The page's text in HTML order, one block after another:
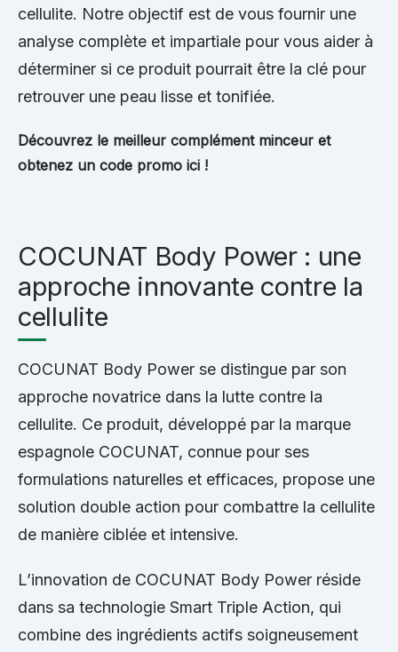
cellulite. Notre objectif est de vous fournir une
analyse complète et impartiale pour vous aider à
déterminer si ce produit pourrait être la clé pour
retrouver une peau lisse et tonifiée.
Découvrez le meilleur complément minceur et
obtenez un code promo ici !
COCUNAT Body Power : une
approche innovante contre la
cellulite
COCUNAT Body Power se distingue par son
approche novatrice dans la lutte contre la
cellulite. Ce produit, développé par la marque
espagnole COCUNAT, connue pour ses
formulations naturelles et efficaces, propose une
solution double action pour combattre la cellulite
de manière ciblée et intensive.
L’innovation de COCUNAT Body Power réside
dans sa technologie Smart Triple Action, qui
combine des ingrédients actifs soigneusement